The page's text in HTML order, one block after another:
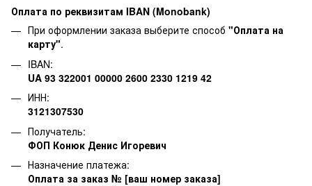
Оплата по реквизитам IBAN (Monobank)
При оформлении заказа выберите способ "Оплата на
карту".
IBAN:
UA 93 322001 00000 2600 2330 1219 42
ИНН:
3121307530
Получатель:
ФОП Конюк Денис Игоревич
Назначение платежа:
Оплата за заказ № [ваш номер заказа]